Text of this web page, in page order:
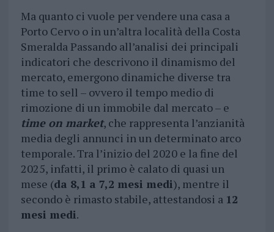
Ma quanto ci vuole per vendere una casa a
Porto Cervo o in un’altra località della Costa
Smeralda Passando all’analisi dei principali
indicatori che descrivono il dinamismo del
mercato, emergono dinamiche diverse tra
time to sell – ovvero il tempo medio di
rimozione di un immobile dal mercato – e
time on market, che rappresenta l’anzianità
media degli annunci in un determinato arco
temporale. Tra l’inizio del 2020 e la fine del
2025, infatti, il primo è calato di quasi un
mese (da 8,1 a 7,2 mesi medi), mentre il
secondo è rimasto stabile, attestandosi a 12
mesi medi.